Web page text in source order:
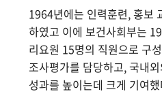
1964년에는 인력훈련, 홍보
하였고 이에 보건사회부는
리요원 15명의 직원으로 구
조사평가를 담당하고, 국내
성과를 높이는데 크게 기여